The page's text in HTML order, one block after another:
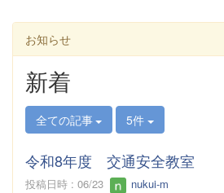
お知らせ
新着
全ての記事 5件
令和8年度 交通安全教室
投稿日時 : 06/23 nukui-m